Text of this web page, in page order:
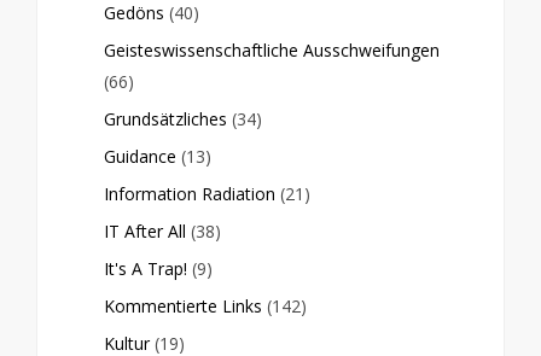
Gedöns (40)
Geisteswissenschaftliche Ausschweifungen
(66)
Grundsätzliches (34)
Guidance (13)
Information Radiation (21)
IT After All (38)
It's A Trap! (9)
Kommentierte Links (142)
Kultur (19)